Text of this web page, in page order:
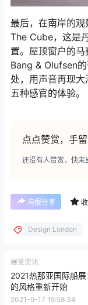
最后，在南岸的
The Cube，这是
置。屋顶窗户的
Bang & Olufsen
处，用声音再现
五种感官的体验。
点点赞赏，手
还没有人赞赏，快来
海报分享
Design London
展览资讯
2021热那亚国际船
的风格重新开始
2021-9-17 15:58:34